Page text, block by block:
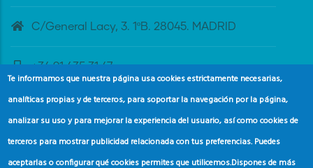
C/General Lacy, 3. 1ºB. 28045. MADRID
+34 91 435 31 47
banderaazul@adeac.es
Te informamos que nuestra página usa cookies estrictamente necesarias,
analíticas propias y de terceros, para soportar la navegación por la página,
analizar su uso y para mejorar la experiencia del usuario, así como cookies de
terceros para mostrar publicidad relacionada con tus preferencias. Puedes
aceptarlas o configurar qué cookies permites que utilicemos.Dispones de más